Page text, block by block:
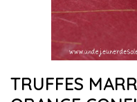
TRUFFES